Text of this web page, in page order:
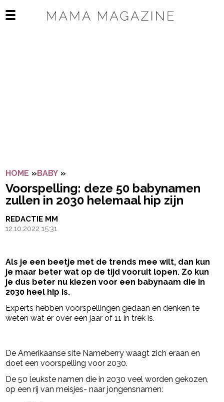
Open het mobiele menu
HOME »BABY »
Voorspelling: deze 50 babynamen
zullen in 2030 helemaal hip zijn
REDACTIE MM
12.10.2022 15:31
Als je een beetje met de trends mee wilt, dan kun
je maar beter wat op de tijd vooruit lopen. Zo kun
je dus beter nu kiezen voor een babynaam die in
2030 heel hip is.
Experts hebben voorspellingen gedaan en denken te
weten wat er over een jaar of 11 in trek is.
De Amerikaanse site Nameberry waagt zich eraan en
doet een voorspelling voor 2030.
De 50 leukste namen die in 2030 veel worden gekozen,
op een rij van meisjes- naar jongensnamen: